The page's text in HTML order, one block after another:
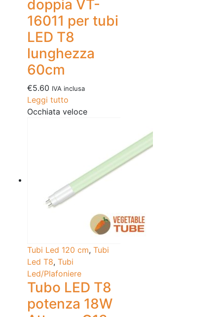
doppia VT-
16011 per tubi
LED T8
lunghezza
60cm
€5.60 IVA inclusa
Leggi tutto
Occhiata veloce
Tubi Led 120 cm, Tubi
Led T8, Tubi
Led/Plafoniere
Tubo LED T8
potenza 18W